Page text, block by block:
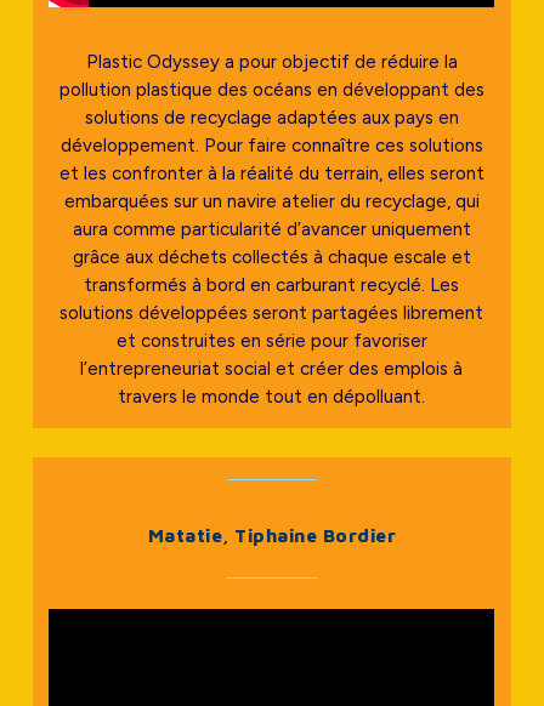
Plastic Odyssey a pour objectif de réduire la
pollution plastique des océans en développant des
solutions de recyclage adaptées aux pays en
développement. Pour faire connaître ces solutions
et les confronter à la réalité du terrain, elles seront
embarquées sur un navire atelier du recyclage, qui
aura comme particularité d’avancer uniquement
grâce aux déchets collectés à chaque escale et
transformés à bord en carburant recyclé. Les
solutions développées seront partagées librement
et construites en série pour favoriser
l’entrepreneuriat social et créer des emplois à
travers le monde tout en dépolluant.
Matatie, Tiphaine Bordier